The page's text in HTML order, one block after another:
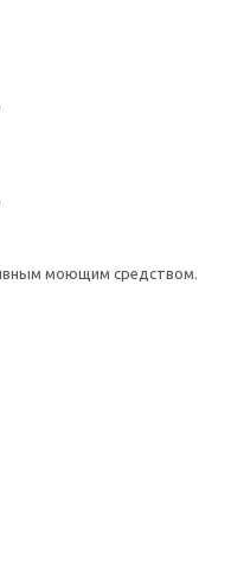
моющим средством.